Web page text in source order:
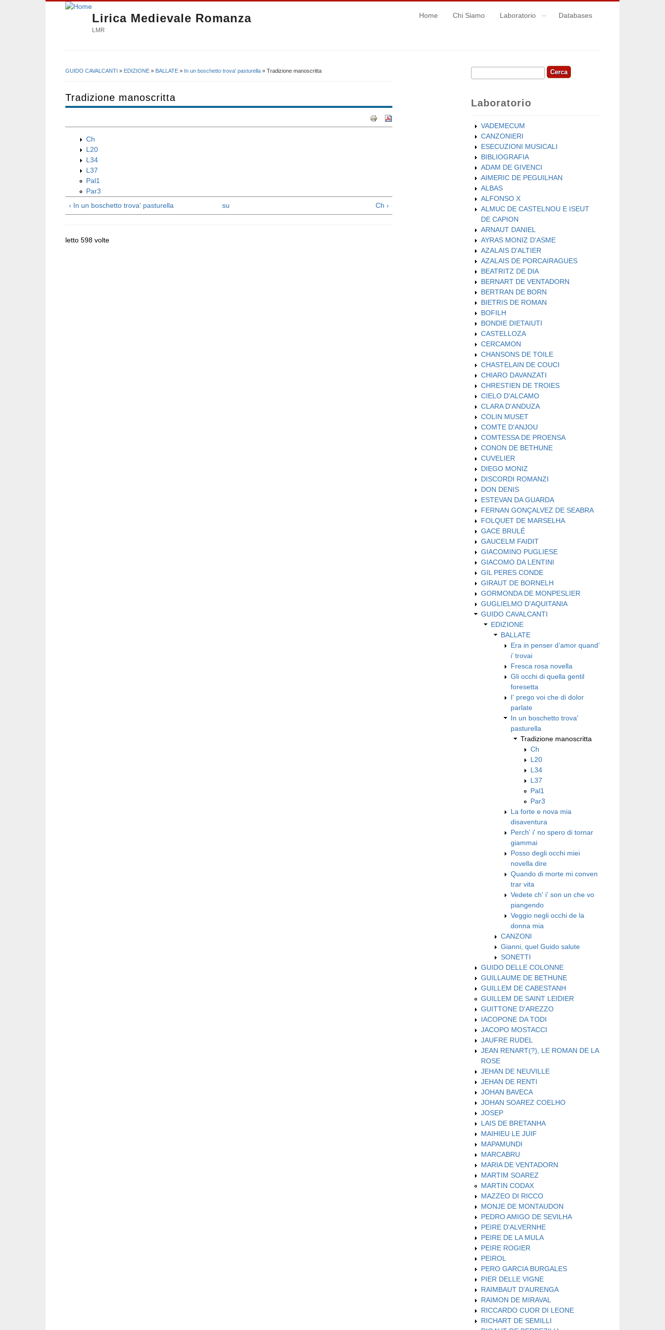
Lirica Medievale Romanza
LMR
Home Chi Siamo Laboratorio Databases
GUIDO CAVALCANTI » EDIZIONE » BALLATE » In un boschetto trova' pasturella » Tradizione manoscritta
Tradizione manoscritta
Ch
L20
L34
L37
Pal1
Par3
‹ In un boschetto trova' pasturella
su Ch ›
letto 598 volte
Form di ricerca
Cerca
Laboratorio
VADEMECUM
CANZONIERI
ESECUZIONI MUSICALI
BIBLIOGRAFIA
ADAM DE GIVENCI
AIMERIC DE PEGUILHAN
ALBAS
ALFONSO X
ALMUC DE CASTELNOU E ISEUT
DE CAPION
ARNAUT DANIEL
AYRAS MONIZ D'ASME
AZALAIS D'ALTIER
AZALAIS DE PORCAIRAGUES
BEATRITZ DE DIA
BERNART DE VENTADORN
BERTRAN DE BORN
BIETRIS DE ROMAN
BOFILH
BONDIE DIETAIUTI
CASTELLOZA
CERCAMON
CHANSONS DE TOILE
CHASTELAIN DE COUCI
CHIARO DAVANZATI
CHRESTIEN DE TROIES
CIELO D'ALCAMO
CLARA D'ANDUZA
COLIN MUSET
COMTE D'ANJOU
COMTESSA DE PROENSA
CONON DE BETHUNE
CUVELIER
DIEGO MONIZ
DISCORDI ROMANZI
DON DENIS
ESTEVAN DA GUARDA
FERNAN GONÇALVEZ DE SEABRA
FOLQUET DE MARSELHA
GACE BRULÉ
GAUCELM FAIDIT
GIACOMINO PUGLIESE
GIACOMO DA LENTINI
GIL PERES CONDE
GIRAUT DE BORNELH
GORMONDA DE MONPESLIER
GUGLIELMO D'AQUITANIA
GUIDO CAVALCANTI
EDIZIONE
BALLATE
Era in penser d’amor quand’
i’ trovai
Fresca rosa novella
Gli occhi di quella gentil
foresetta
I' prego voi che di dolor
parlate
In un boschetto trova'
pasturella
Tradizione manoscritta
Ch
L20
L34
L37
Pal1
Par3
La forte e nova mia
disaventura
Perch' i' no spero di tornar
giammai
Posso degli occhi miei
novella dire
Quando di morte mi conven
trar vita
Vedete ch' i' son un che vo
piangendo
Veggio negli occhi de la
donna mia
CANZONI
Gianni, quel Guido salute
SONETTI
GUIDO DELLE COLONNE
GUILLAUME DE BETHUNE
GUILLEM DE CABESTANH
GUILLEM DE SAINT LEIDIER
GUITTONE D'AREZZO
IACOPONE DA TODI
JACOPO MOSTACCI
JAUFRE RUDEL
JEAN RENART(?), LE ROMAN DE LA
ROSE
JEHAN DE NEUVILLE
JEHAN DE RENTI
JOHAN BAVECA
JOHAN SOAREZ COELHO
JOSEP
LAIS DE BRETANHA
MAIHIEU LE JUIF
MAPAMUNDI
MARCABRU
MARIA DE VENTADORN
MARTIM SOAREZ
MARTIN CODAX
MAZZEO DI RICCO
MONJE DE MONTAUDON
PEDRO AMIGO DE SEVILHA
PEIRE D'ALVERNHE
PEIRE DE LA MULA
PEIRE ROGIER
PEIROL
PERO GARCIA BURGALES
PIER DELLE VIGNE
RAIMBAUT D'AURENGA
RAIMON DE MIRAVAL
RICCARDO CUOR DI LEONE
RICHART DE SEMILLI